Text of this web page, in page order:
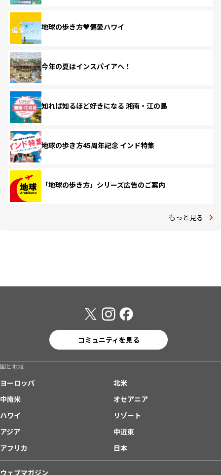
地球の歩き方♥偏愛ハワイ
今年の夏はインスパイアへ！
知れば知るほど好きになる 湘南・江の島
地球の歩き方45周年記念 インド特集
「地球の歩き方」シリーズ広告のご案内
もっと見る
コミュニティを見る
国と地域
ヨーロッパ
北米
中南米
オセアニア
ハワイ
リゾート
アジア
中近東
アフリカ
日本
ウェブマガジン